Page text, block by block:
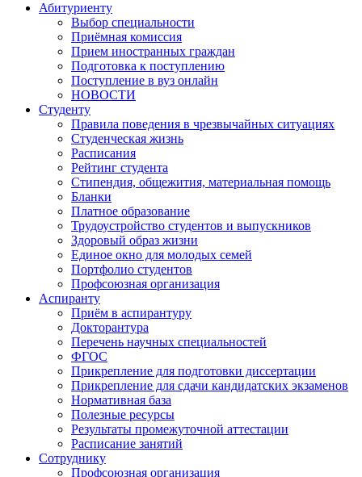
Абитуриенту
Выбор специальности
Приёмная комиссия
Прием иностранных граждан
Подготовка к поступлению
Поступление в вуз онлайн
НОВОСТИ
Студенту
Правила поведения в чрезвычайных ситуациях
Студенческая жизнь
Расписания
Рейтинг студента
Стипендия, общежития, материальная помощь
Бланки
Платное образование
Трудоустройство студентов и выпускников
Здоровый образ жизни
Единое окно для молодых семей
Портфолио студентов
Профсоюзная организация
Аспиранту
Приём в аспирантуру
Докторантура
Перечень научных специальностей
ФГОС
Прикрепление для подготовки диссертации
Прикрепление для сдачи кандидатских экзаменов
Нормативная база
Полезные ресурсы
Результаты промежуточной аттестации
Расписание занятий
Сотруднику
Профсоюзная организация